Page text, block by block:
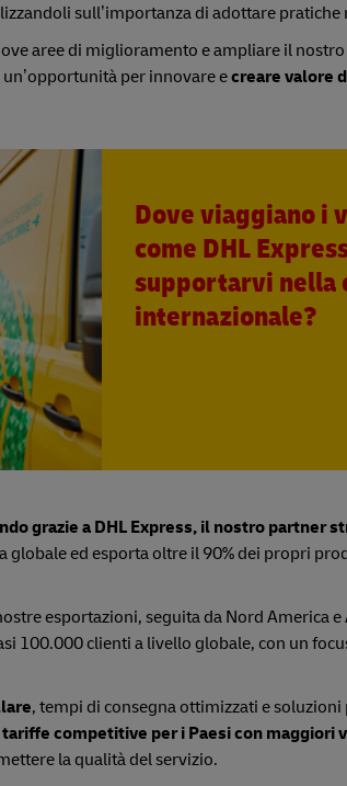
sull’importanza di adottare pratiche
aree di miglioramento e ampliare il
per innovare ecreare valore
Dove viaggiano i
come DHL
supportarvi nella
internazionale?
grazie a DHL Express, il nostro partner
ed esporta oltre il 90% dei propri
esportazioni, seguita da Nord America
100.000 clienti a livello globale, con un
, tempi di consegna ottimizzati e
tariffe competitive per i Paesi con maggiori
la qualità del servizio.